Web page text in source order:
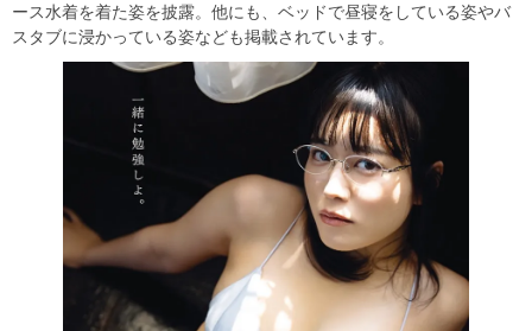
ース水着を着た姿を披露。他にも、ベッドで昼寝をしている姿やバ
スタブに浸かっている姿なども掲載されています。